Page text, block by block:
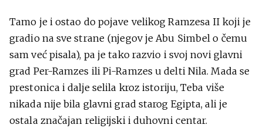
Tamo je i ostao do pojave velikog Ramzesa II koji je
gradio na sve strane (njegov je Abu Simbel o čemu
sam već pisala), pa je tako razvio i svoj novi glavni
grad Per-Ramzes ili Pi-Ramzes u delti Nila. Mada se
prestonica i dalje selila kroz istoriju, Teba više
nikada nije bila glavni grad starog Egipta, ali je
ostala značajan religijski i duhovni centar.